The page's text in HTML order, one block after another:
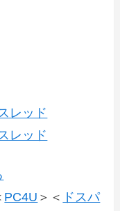
レッド
レッド
PC4U ＞＜ ドスパ